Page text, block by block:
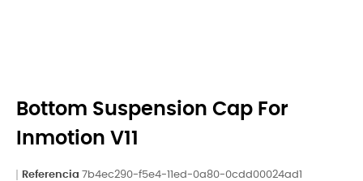
Bottom Suspension Cap For
Inmotion V11
Referencia 7b4ec290-f5e4-11ed-0a80-0cdd00024ad1